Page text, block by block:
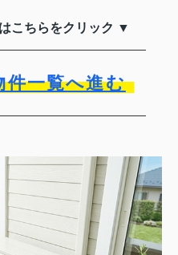
こちらをクリック ▼
件一覧へ進む